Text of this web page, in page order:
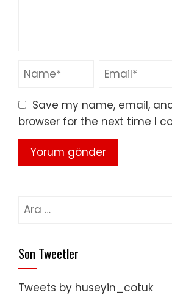
Save my name, email,
browser for the next time I
Arama:
Son Tweetler
Tweets by huseyin_cotuk